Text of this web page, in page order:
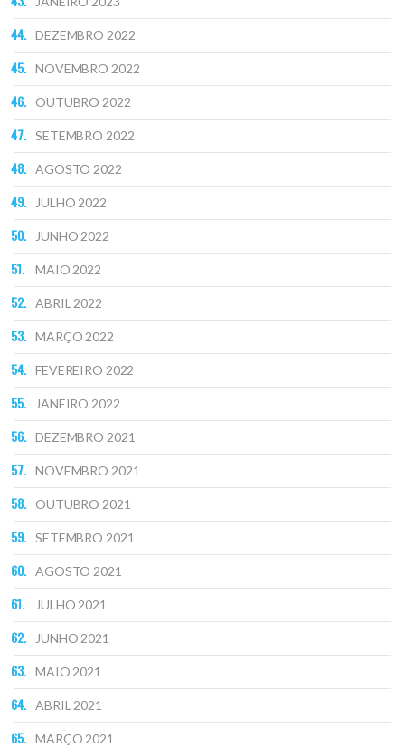
DEZEMBRO 2022
NOVEMBRO 2022
OUTUBRO 2022
SETEMBRO 2022
AGOSTO 2022
JULHO 2022
JUNHO 2022
MAIO 2022
ABRIL 2022
MARÇO 2022
FEVEREIRO 2022
JANEIRO 2022
DEZEMBRO 2021
NOVEMBRO 2021
OUTUBRO 2021
SETEMBRO 2021
AGOSTO 2021
JULHO 2021
JUNHO 2021
MAIO 2021
ABRIL 2021
MARÇO 2021